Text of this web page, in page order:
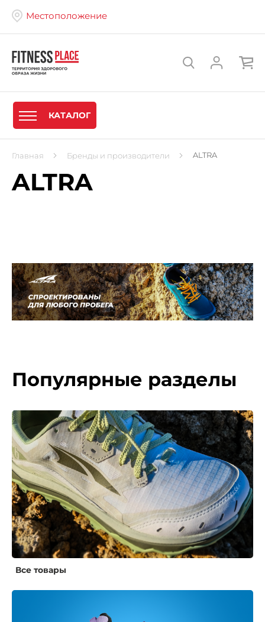
Местоположение
КАТАЛОГ
Главная Бренды и производители ALTRA
ALTRA
Популярные разделы
Все товары